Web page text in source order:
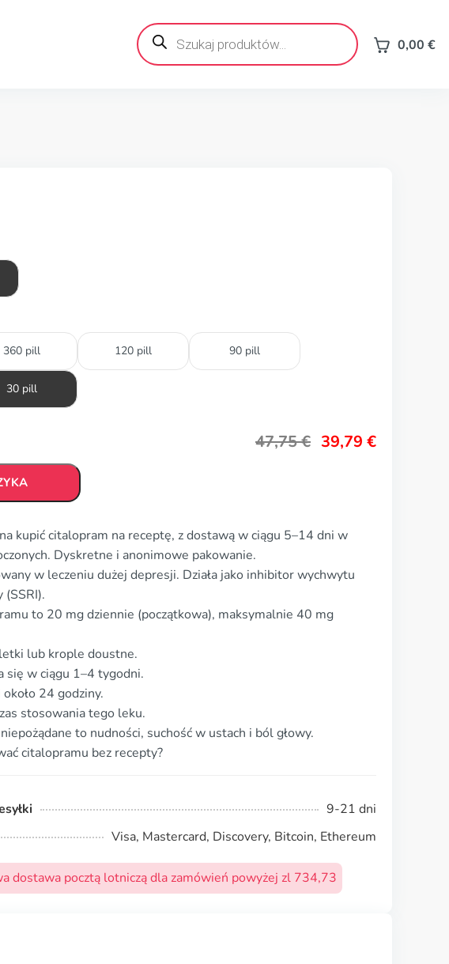
Wyszukiwarka
produktów 0,00 €
360 pill 120 pill 90 pill
30 pill
47,75€ 39,79 €
kupić citalopram na receptę, z dostawą w ciągu 5–14 dni w
Dyskretne i anonimowe pakowanie.
w leczeniu dużej depresji. Działa jako inhibitor wychwytu
to 20 mg dziennie (początkowa), maksymalnie 40 mg
lub krople doustne.
się w ciągu 1–4 tygodni.
24 godziny.
stosowania tego leku.
to nudności, suchość w ustach i ból głowy.
citalopramu bez recepty?
9-21 dni
Visa, Mastercard, Discovery, Bitcoin, Ethereum
dostawa pocztą lotniczą dla zamówień powyżej zl 734,73